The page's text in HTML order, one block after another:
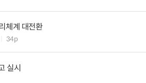
체계 대전환
34p
실시